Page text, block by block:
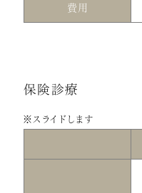
費用
保険診療
※スライドします